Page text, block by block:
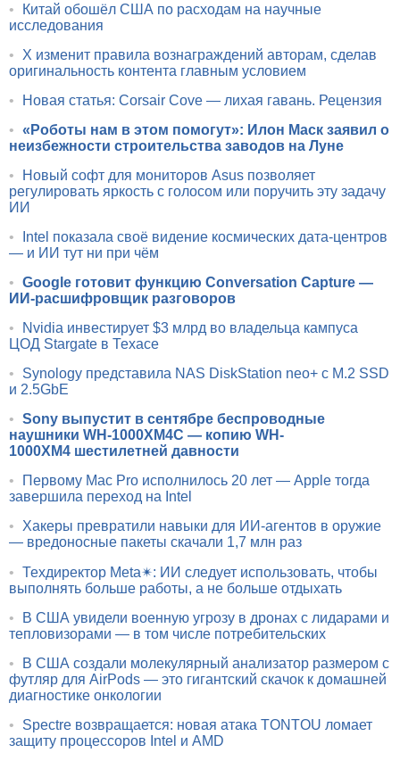
•
Китай обошёл США по расходам на научные
исследования
•
X изменит правила вознаграждений авторам, сделав
оригинальность контента главным условием
•
Новая статья: Corsair Cove — лихая гавань. Рецензия
• «Роботы нам в этом помогут»: Илон Маск заявил о
неизбежности строительства заводов на Луне
•
Новый софт для мониторов Asus позволяет
регулировать яркость с голосом или поручить эту задачу
ИИ
•
Intel показала своё видение космических дата-центров
— и ИИ тут ни при чём
• Google готовит функцию Conversation Capture —
ИИ-расшифровщик разговоров
•
Nvidia инвестирует $3 млрд во владельца кампуса
ЦОД Stargate в Техасе
•
Synology представила NAS DiskStation neo+ с M.2 SSD
и 2.5GbE
• Sony выпустит в сентябре беспроводные
наушники WH-1000XM4C — копию WH-
1000XM4 шестилетней давности
•
Первому Mac Pro исполнилось 20 лет — Apple тогда
завершила переход на Intel
•
Хакеры превратили навыки для ИИ-агентов в оружие
— вредоносные пакеты скачали 1,7 млн раз
• Техдиректор Meta✴: ИИ следует использовать, чтобы
выполнять больше работы, а не больше отдыхать
•
В США увидели военную угрозу в дронах с лидарами и
тепловизорами — в том числе потребительских
•
В США создали молекулярный анализатор размером с
футляр для AirPods — это гигантский скачок к домашней
диагностике онкологии
•
Spectre возвращается: новая атака TONTOU ломает
защиту процессоров Intel и AMD